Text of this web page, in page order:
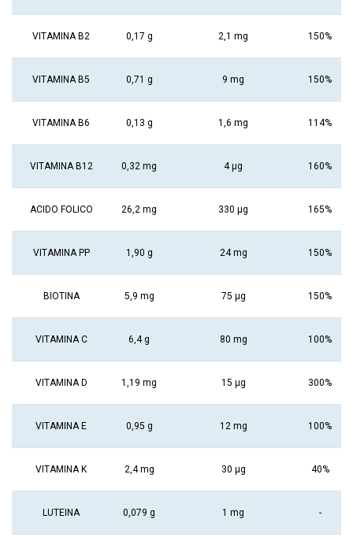
VITAMINA B2 0,17 g 2,1 mg 150%
VITAMINA B5 0,71 g 9 mg 150%
VITAMINA B6 0,13 g 1,6 mg 114%
VITAMINA B12 0,32 mg 4 μg 160%
ACIDO FOLICO 26,2 mg 330 μg 165%
VITAMINA PP 1,90 g 24 mg 150%
BIOTINA 5,9 mg 75 μg 150%
VITAMINA C 6,4 g 80 mg 100%
VITAMINA D 1,19 mg 15 μg 300%
VITAMINA E 0,95 g 12 mg 100%
VITAMINA K 2,4 mg 30 μg 40%
LUTEINA 0,079 g 1 mg -